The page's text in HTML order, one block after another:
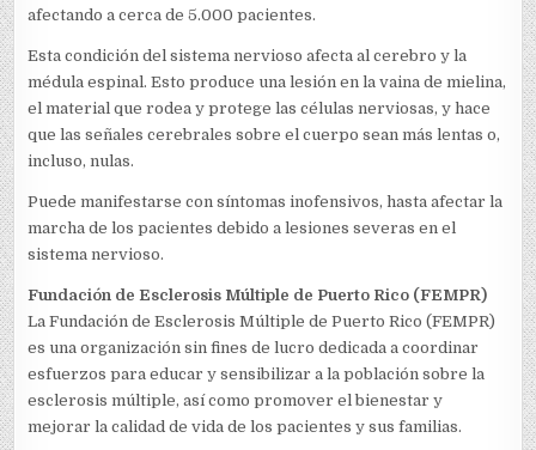
afectando a cerca de 5.000 pacientes.
Esta condición del sistema nervioso afecta al cerebro y la
médula espinal. Esto produce una lesión en la vaina de mielina,
el material que rodea y protege las células nerviosas, y hace
que las señales cerebrales sobre el cuerpo sean más lentas o,
incluso, nulas.
Puede manifestarse con síntomas inofensivos, hasta afectar la
marcha de los pacientes debido a lesiones severas en el
sistema nervioso.
Fundación de Esclerosis Múltiple de Puerto Rico (FEMPR)
La Fundación de Esclerosis Múltiple de Puerto Rico (FEMPR)
es una organización sin fines de lucro dedicada a coordinar
esfuerzos para educar y sensibilizar a la población sobre la
esclerosis múltiple, así como promover el bienestar y
mejorar la calidad de vida de los pacientes y sus familias.